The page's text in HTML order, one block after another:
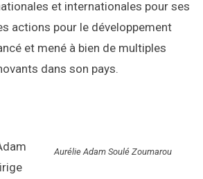
et internationales pour ses
actions pour le développement
et mené à bien de multiples
dans son pays.
Aurélie Adam Soulé Zoumarou